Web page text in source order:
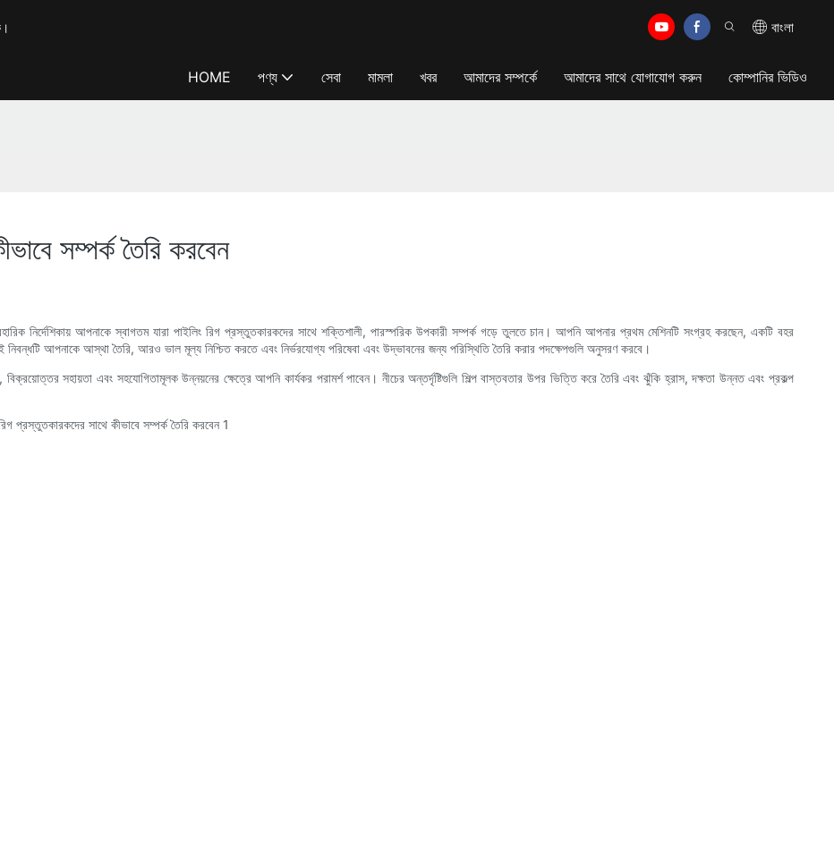
বাংলা
HOME পণ্য সেবা মামলা খবর আমাদের সম্পর্কে আমাদের সাথে যোগাযোগ করুন কোম্পানির ভিডিও
সম্পর্ক তৈরি করবেন
নির্দেশিকায় আপনাকে স্বাগতম যারা পাইলিং রিগ প্রস্তুতকারকদের সাথে শক্তিশালী, পারস্পরিক উপকারী সম্পর্ক গড়ে তুলতে চান। আপনি আপনার প্রথম মেশিনটি সংগ্রহ করছেন, একটি বহর
নিবন্ধটি আপনাকে আস্থা তৈরি, আরও ভাল মূল্য নিশ্চিত করতে এবং নির্ভরযোগ্য পরিষেবা এবং উদ্ভাবনের জন্য পরিস্থিতি তৈরি করার পদক্ষেপগুলি অনুসরণ করবে।
সহায়তা এবং সহযোগিতামূলক উন্নয়নের ক্ষেত্রে আপনি কার্যকর পরামর্শ পাবেন। নীচের অন্তর্দৃষ্টিগুলি শিল্প বাস্তবতার উপর ভিত্তি করে তৈরি এবং ঝুঁকি হ্রাস, দক্ষতা উন্নত এবং প্রকল্প